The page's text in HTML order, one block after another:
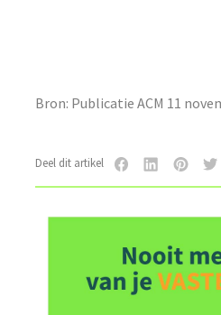
Bron: Publicatie ACM 11
Deel dit artikel